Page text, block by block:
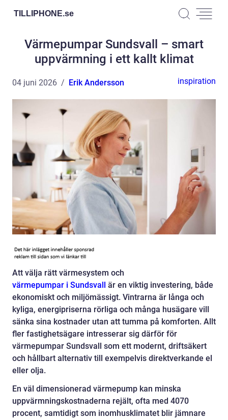
TILLIPHONE.se
Värmepumpar Sundsvall – smart
uppvärmning i ett kallt klimat
04 juni 2026 Erik Andersson inspiration
Att välja rätt värmesystem och
värmepumpar i Sundsvall
är en viktig investering, både
ekonomiskt och miljömässigt. Vintrarna är långa och
kyliga, energipriserna rörliga och många husägare vill
sänka sina kostnader utan att tumma på komforten. Allt
fler fastighetsägare intresserar sig därför för
värmepumpar Sundsvall som ett modernt, driftsäkert
och hållbart alternativ till exempelvis direktverkande el
eller olja.
En väl dimensionerad värmepump kan minska
uppvärmningskostnaderna rejält, ofta med 4070
procent, samtidigt som inomhusklimatet blir jämnare